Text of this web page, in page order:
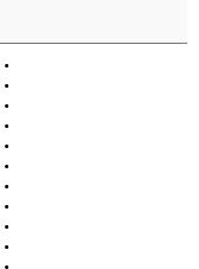
•
•
•
•
•
•
•
•
•
•